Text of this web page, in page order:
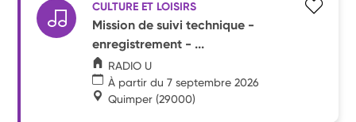
CULTURE ET LOISIRS
Mission de suivi technique -
enregistrement - ...
RADIO U
À partir du 7 septembre 2026
Quimper (29000)